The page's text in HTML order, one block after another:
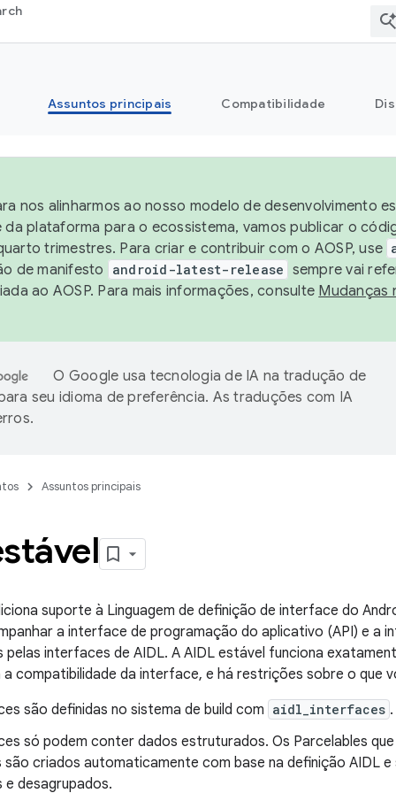
Assuntos principais Compatibilidade
nos alinharmos ao nosso modelo de desenvolvimento
da plataforma para o ecossistema, vamos publicar o
trimestres. Para criar e contribuir com o AOSP, use
de manifesto android-latest-release sempre vai
ao AOSP. Para mais informações, consulte Mudanças
O Google usa tecnologia de IA na tradução de
seu idioma de preferência. As traduções com IA
Assuntos principais
suporte à Linguagem de definição de interface do
a interface de programação do aplicativo (API) e a
pelas interfaces de AIDL. A AIDL estável funciona
a compatibilidade da interface, e há restrições sobre o que
são definidas no sistema de build com aidl_interfaces .
só podem conter dados estruturados. Os Parcelables
criados automaticamente com base na definição AIDL
e desagrupados.